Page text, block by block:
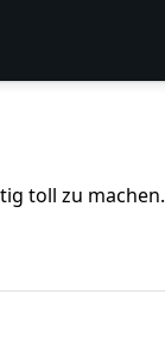
toll zu machen.